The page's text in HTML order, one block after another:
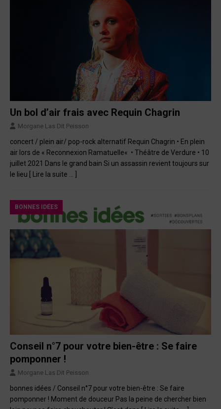
Un bol d’air frais avec Requin Chagrin
Morgane Las Dit Peisson
concert / plein air/ pop-rock alternatif Requin Chagrin • En plein
air lors de « Reconnexion Ramatuelle« • Théâtre de Verdure • 10
juillet 2021 Dans le grand bain Si un assassin revient toujours sur
le lieu [ Lire la suite … ]
BONNES IDÉES
Conseil n°7 pour votre bien-être : Se faire
pomponner !
Morgane Las Dit Peisson
bonnes idées / Conseil n°7 pour votre bien-être : Se faire
pomponner ! Moment de douceur Pas la peine de chercher bien